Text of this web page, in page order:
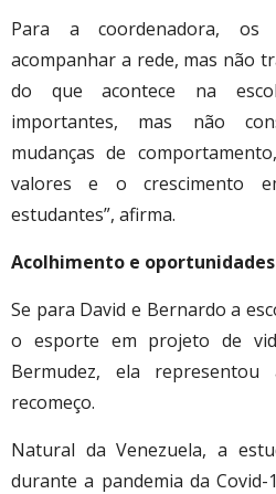
Para a coordenadora, os
acompanhar a rede, mas não
do que acontece na
importantes, mas não
mudanças de
valores e o crescimento
estudantes”, afirma.
Acolhimento e oportunidades
Se para David e Bernardo a
o esporte em projeto de
Bermudez, ela
recomeço.
Natural da Venezuela, a
durante a pandemia da Covid-